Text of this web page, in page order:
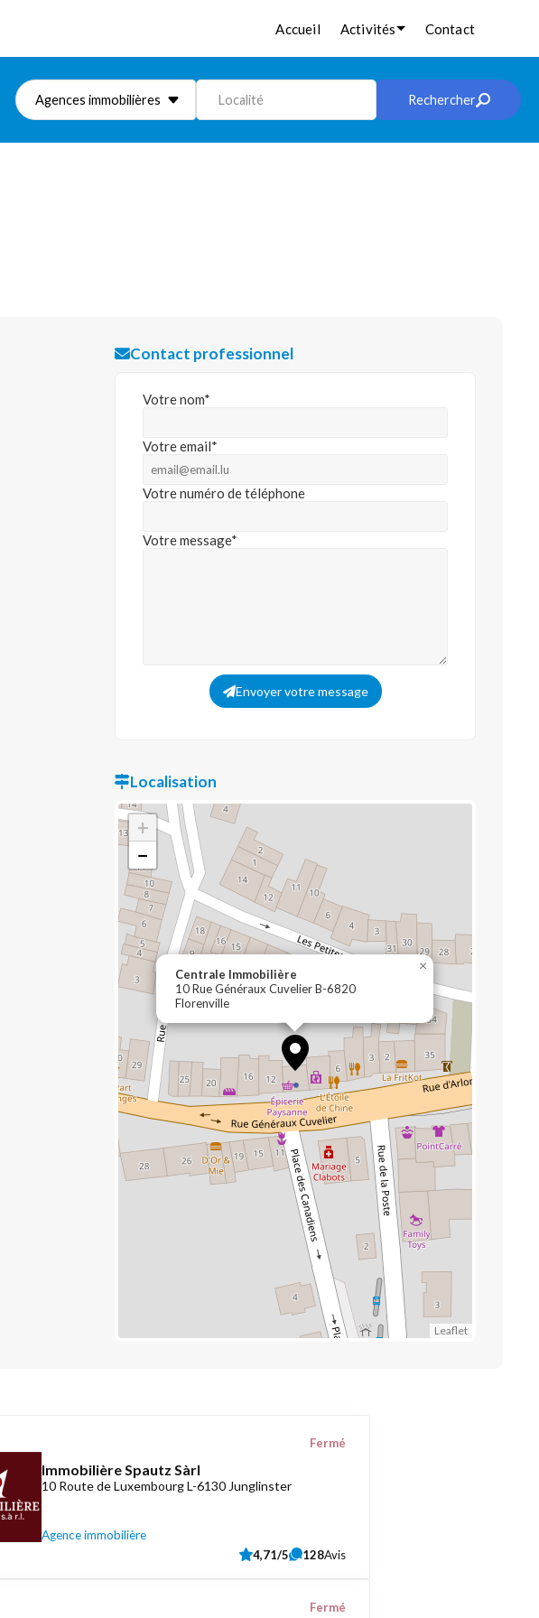
Accueil Activités Contact
Agences immobilières Localité Rechercher
Contact professionnel
Votre nom*
Votre email*
Votre numéro de téléphone
Votre message*
Envoyer votre message
Localisation
Centrale Immobilière
10 Rue Généraux Cuvelier B-6820
Florenville
×
+
−
Leaflet
Immobilière Spautz Sàrl
10 Route de Luxembourg L-6130 Junglinster
Agence immobilière
Fermé
4,71/5 128Avis
Fermé